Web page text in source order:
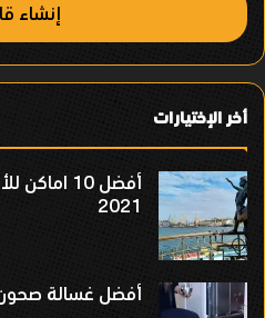
إنشاء
أخر الإختيارات
أفضل 10
2021
أفضل غسالة صحون